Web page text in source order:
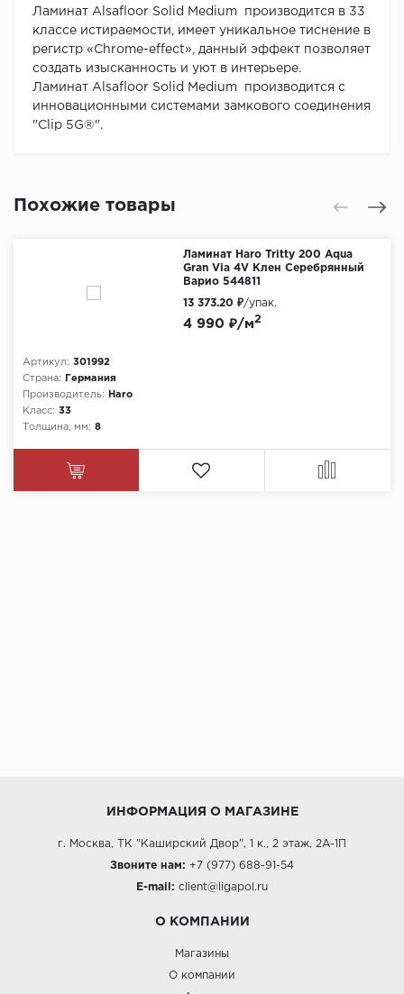
Ламинат Alsafloor Solid Medium производится в 33
классе истираемости, имеет уникальное тиснение в
регистр «Chrome-effect», данный эффект позволяет
создать изысканность и уют в интерьере.
Ламинат Alsafloor Solid Medium производится с
инновационными системами замкового соединения
"Clip 5G®".
Похожие товары
Ламинат Haro Tritty 200 Aqua
Gran Via 4V Клен Серебрянный
Варио 544811
Артикул: 301992
Страна:
Германия
Производитель:
Haro
Класс: 33
Толщина, мм: 8
4 990 ₽/м2
13 373.20 ₽/упак.
ИНФОРМАЦИЯ О МАГАЗИНЕ
г. Москва, ТК "Каширский Двор", 1 к., 2 этаж, 2А-1П
Звоните нам: +7 (977) 688-91-54
E-mail: client@ligapol.ru
О КОМПАНИИ
Магазины
О компании